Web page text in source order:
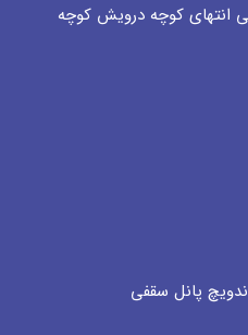
انتهای کوچه درویش کوچه
پانل سقفی